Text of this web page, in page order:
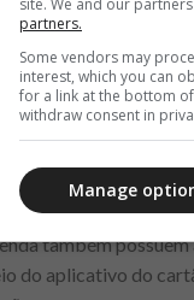
Tenda? Então,
dentro das lojas
brasileiro, pois
em
também possuem
do aplicativo do
partners.
Some vendors may
interest, which you can
for a link at the bottom
withdraw consent in
Manage